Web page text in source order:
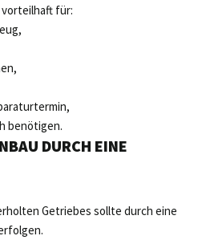
für:
benötigen.
DURCH EINE
Getriebes sollte durch eine